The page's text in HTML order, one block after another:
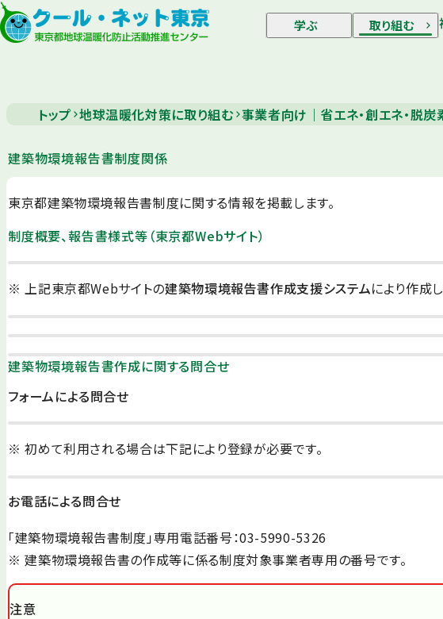
学ぶ 取り組む
トップ 地球温暖化対策に取り組む 事業者向け｜省エネ・創エネ・脱炭
建築物環境報告書制度関係
東京都建築物環境報告書制度に関する情報を掲載します。
制度概要、報告書様式等（東京都Webサイト）
※ 上記東京都Webサイトの建築物環境報告書作成支援システムにより作成
建築物環境報告書作成に関する問合せ
フォームによる問合せ
※ 初めて利用される場合は下記により登録が必要です。
お電話による問合せ
「建築物環境報告書制度」専用電話番号：03-5990-5326
※ 建築物環境報告書の作成等に係る制度対象事業者専用の番号です。
注意